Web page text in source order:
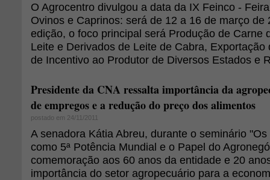
O Agrocentro divulgou a data da IX Feinco -
Ovinos e Caprinos: será de 12 a 16 de março de
edição, o foco principal será Produção de Carne
Leite e Derivados de Leite de Cabra, Exportação
de Incentivo ao Produtor de Diversos Estados e
Presidente da CNA ressalta importância da
de empregos e a redução do preço dos alimentos
postado em 24/11/2011
A senadora Kátia Abreu, durante o seminário
como 5ª Potência Mundial e o Papel do
comemoração aos 60 anos da entidade e 20
importância do setor agropecuário para a